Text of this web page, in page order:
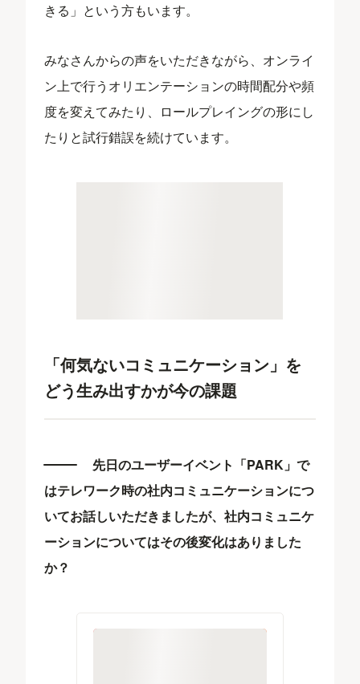
きる」という方もいます。
みなさんからの声をいただきながら、オンライ
ン上で行うオリエンテーションの時間配分や頻
度を変えてみたり、ロールプレイングの形にし
たりと試行錯誤を続けています。
「何気ないコミュニケーション」を
どう生み出すかが今の課題
先日のユーザーイベント「PARK」で
はテレワーク時の社内コミュニケーションにつ
いてお話しいただきましたが、社内コミュニケ
ーションについてはその後変化はありました
か？